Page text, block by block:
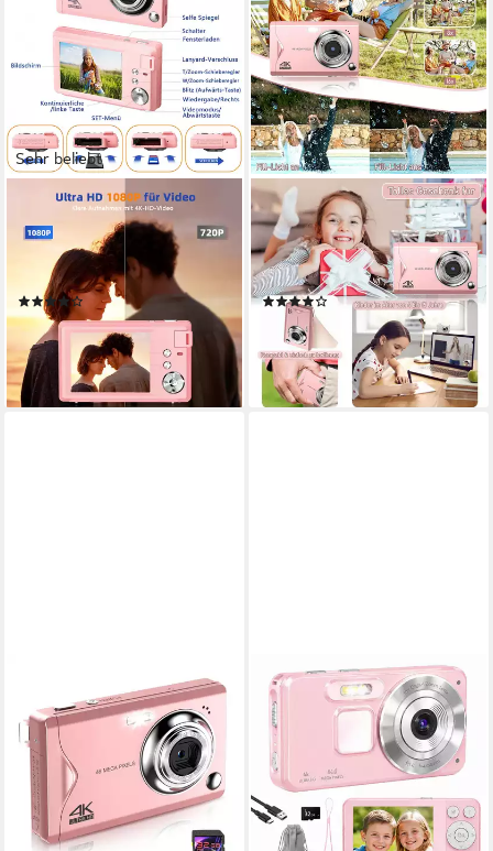
Sehr beliebt
FINE LIFE PRO
Kompaktkamera
48 MP Auflösung Foto
1080P Auflösung Video
(34)
67,99 €
lieferbar - in 3-4 Werktagen bei dir
FINE LIFE PRO
Kompaktkamera
48 MP Auflösung Foto
FHD 1920*1080, HD 1280*720, VGA 640*480
(14)
64,99 €
lieferbar - in 3-4 Werktagen bei dir